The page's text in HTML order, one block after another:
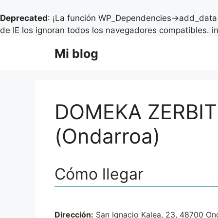
Deprecated: ¡La función WP_Dependencies-
de IE los ignoran todos los navegadores compatibles. in
Mi blog
DOMEKA
(Ondarroa)
Cómo llegar
Dirección: San Ignacio Kalea, 23, 48700